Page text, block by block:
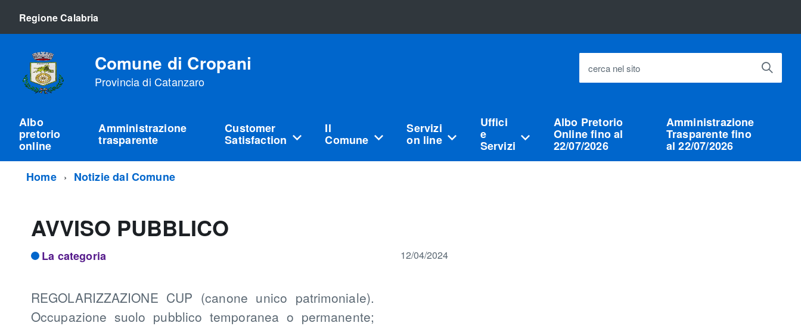
Regione Calabria
Comune di Cropani
Provincia di Catanzaro
cerca nel sito
Albo
pretorio
online
Amministrazione
trasparente
Customer
Satisfaction
Il
Comune
Servizi
on line
Uffici
e
Servizi
Albo Pretorio
Online fino al
22/07/2026
Amministrazione
Trasparente fino
al 22/07/2026
Home
Notizie dal Comune
AVVISO PUBBLICO
La categoria 12/04/2024
REGOLARIZZAZIONE CUP (canone unico patrimoniale).
Occupazione suolo pubblico temporanea o permanente;